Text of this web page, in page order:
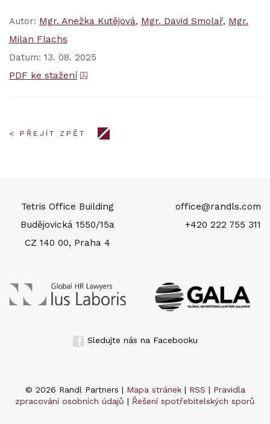
Autor: Mgr. Anežka Kutějová Mgr. David Smolař Mgr.
Milan Flachs
Datum: 13. 08. 2025
PDF ke stažení
< PŘEJÍT ZPĚT
Tetris Office Building
Budějovická 1550/15a
CZ 140 00, Praha 4
office@randls.com
+420 222 755 311
Sledujte nás na Facebooku
© 2026 Randl Partners | Mapa stránek| RSS | Pravidla
zpracování osobních údajů | Řešení spotřebitelských sporů